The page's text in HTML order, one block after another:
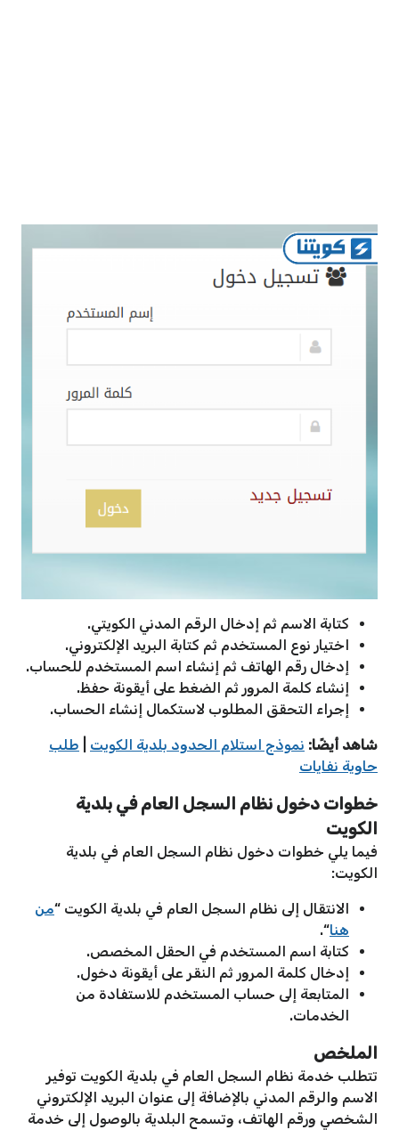
كتابة الاسم ثم إدخال الرقم المدني الكويتي.
اختيار نوع المستخدم ثم كتابة البريد الإلكتروني.
إدخال رقم الهاتف ثم إنشاء اسم المستخدم للحساب.
إنشاء كلمة المرور ثم الضغط على أيقونة حفظ.
إجراء التحقق المطلوب لاستكمال إنشاء الحساب.
شاهد أيضًا: نموذج استلام الحدود بلدية الكويت
طلب
حاوية نفايات
خطوات دخول نظام السجل العام في بلدية
الكويت
فيما يلي خطوات دخول نظام السجل العام في بلدية
الكويت:
الانتقال إلى نظام السجل العام في بلدية الكويت “من
هنا“.
كتابة اسم المستخدم في الحقل المخصص.
إدخال كلمة المرور ثم النقر على أيقونة دخول.
المتابعة إلى حساب المستخدم للاستفادة من
الخدمات.
الملخص
تتطلب خدمة نظام السجل العام في بلدية الكويت توفير
الاسم والرقم المدني بالإضافة إلى عنوان البريد الإلكتروني
الشخصي ورقم الهاتف، وتسمح البلدية بالوصول إلى خدمة